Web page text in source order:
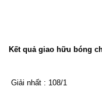
Kết quả giao hữu bóng
Giải nhất : 108/1